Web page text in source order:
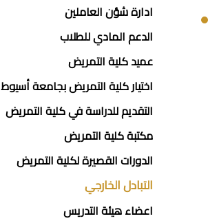
ادارة شؤن العاملين
الدعم المادي للطلاب
عميد كلية التمريض
اختيار كلية التمريض بجامعة أسيوط
التقديم للدراسة في كلية التمريض
مكتبة كلية التمريض
الدورات القصيرة لكلية التمريض
التبادل الخارجي
اعضاء هيئة التدريس